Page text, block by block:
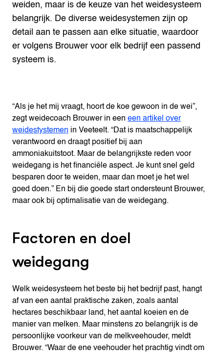
weiden, maar is de keuze van het weidesysteem
belangrijk. De diverse weidesystemen zijn op
detail aan te passen aan elke situatie, waardoor
er volgens Brouwer voor elk bedrijf een passend
systeem is.
“Als je het mij vraagt, hoort de koe gewoon in de wei”,
zegt weidecoach Brouwer in een een artikel over
weidestystemen in Veeteelt. “Dat is maatschappelijk
verantwoord en draagt positief bij aan
ammoniakuitstoot. Maar de belangrijkste reden voor
weidegang is het financiële aspect. Je kunt snel geld
besparen door te weiden, maar dan moet je het wel
goed doen.” En bij die goede start ondersteunt Brouwer,
maar ook bij optimalisatie van de weidegang.
Factoren en doel
weidegang
Welk weidesysteem het beste bij het bedrijf past, hangt
af van een aantal praktische zaken, zoals aantal
hectares beschikbaar land, het aantal koeien en de
manier van melken. Maar minstens zo belangrijk is de
persoonlijke voorkeur van de melkveehouder, meldt
Brouwer. “Waar de ene veehouder het prachtig vindt om